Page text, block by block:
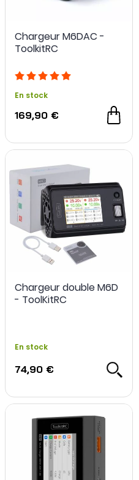
Chargeur M6DAC -
ToolkitRC
En stock
169,90 €
Chargeur double M6D
- ToolKitRC
En stock
74,90 €